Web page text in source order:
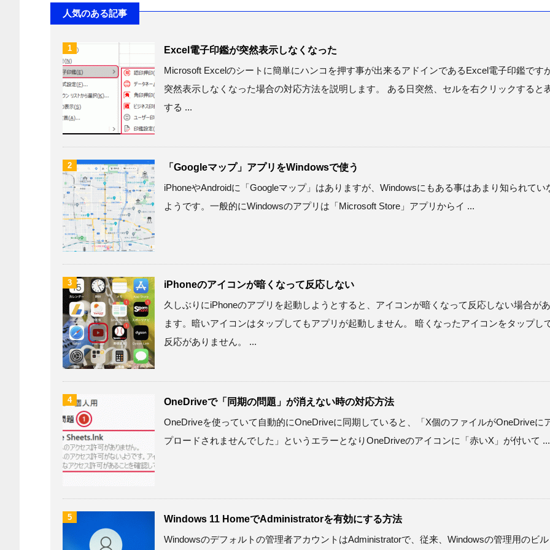
人気のある記事
1
Excel電子印鑑が突然表示しなくなった
Microsoft Excelのシートに簡単にハンコを押す事が出来るアドインであるExcel電子印鑑ですが
突然表示しなくなった場合の対応方法を説明します。 ある日突然、セルを右クリックすると
する ...
2
「Googleマップ」アプリをWindowsで使う
iPhoneやAndroidに「Googleマップ」はありますが、Windowsにもある事はあまり知られてい
ようです。一般的にWindowsのアプリは「Microsoft Store」アプリからイ ...
3
iPhoneのアイコンが暗くなって反応しない
久しぶりにiPhoneのアプリを起動しようとすると、アイコンが暗くなって反応しない場合が
ます。暗いアイコンはタップしてもアプリが起動しません。 暗くなったアイコンをタップし
反応がありません。 ...
4
OneDriveで「同期の問題」が消えない時の対応方法
OneDriveを使っていて自動的にOneDriveに同期していると、「X個のファイルがOneDriveに
プロードされませんでした」というエラーとなりOneDriveのアイコンに「赤いX」が付いて ...
5
Windows 11 HomeでAdministratorを有効にする方法
Windowsのデフォルトの管理者アカウントはAdministratorで、従来、Windowsの管理用のビル